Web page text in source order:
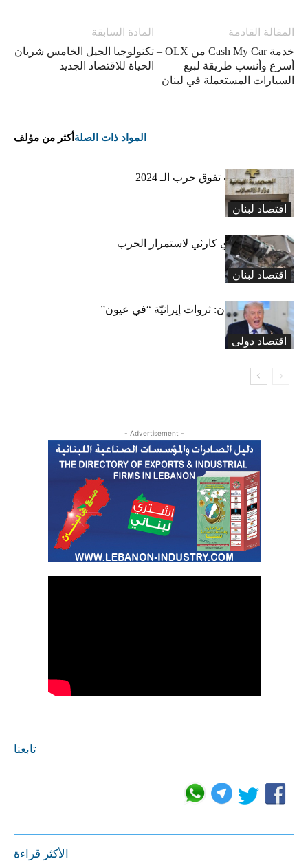
المادة السابقة
تكنولوجيا الجيل الخامس شريان
الحياة للاقتصاد الجديد
المقالة القادمة
خدمة Cash My Car من OLX –
أسرع وأنسب طريقة لبيع
السيارات المستعملة في لبنان
المواد ذات الصلة أكثر من مؤلف
اقتصاد لبنان
أضرار الإتّصالات تفوق حرب الـ 2024
اقتصاد لبنان
سيناريو إقتصادي كارثي لاستمرار الحرب
اقتصاد دولی
نفط وغاز ومعادن: ثروات إيرانيّة “في عيون”
ترامب
- Advertisement -
تابعنا
الأكثر قراءة